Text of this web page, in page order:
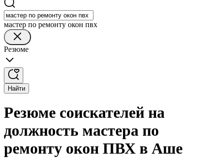
мастер по ремонту окон пвх
Резюме
Найти
Резюме соискателей на
должность мастера по
ремонту окон ПВХ в Аше